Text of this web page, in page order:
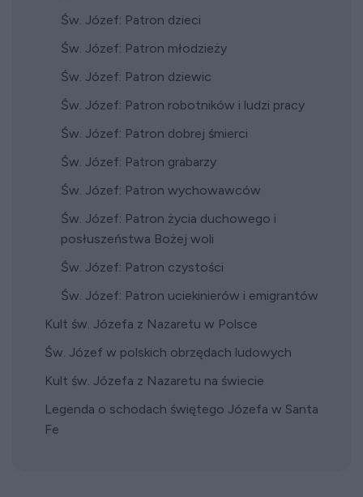
Św. Józef: Patron dzieci
Św. Józef: Patron młodzieży
Św. Józef: Patron dziewic
Św. Józef: Patron robotników i ludzi pracy
Św. Józef: Patron dobrej śmierci
Św. Józef: Patron grabarzy
Św. Józef: Patron wychowawców
Św. Józef: Patron życia duchowego i
posłuszeństwa Bożej woli
Św. Józef: Patron czystości
Św. Józef: Patron uciekinierów i emigrantów
Kult św. Józefa z Nazaretu w Polsce
Św. Józef w polskich obrzędach ludowych
Kult św. Józefa z Nazaretu na świecie
Legenda o schodach świętego Józefa w Santa
Fe